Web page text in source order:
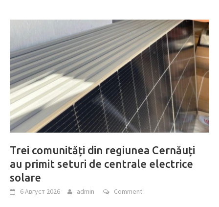
Trei comunități din regiunea Cernăuți
au primit seturi de centrale electrice
solare
6 Август 2026 admin Comment